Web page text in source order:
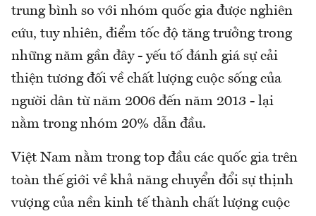
trung bình so với nhóm quốc gia được nghiên
cứu, tuy nhiên, điểm tốc độ tăng trưởng trong
những năm gần đây - yếu tố đánh giá sự cải
thiện tương đối về chất lượng cuộc sống của
người dân từ năm 2006 đến năm 2013 - lại
nằm trong nhóm 20% dẫn đầu.
Việt Nam nằm trong top đầu các quốc gia trên
toàn thế giới về khả năng chuyển đổi sự thịnh
vượng của nền kinh tế thành chất lượng cuộc